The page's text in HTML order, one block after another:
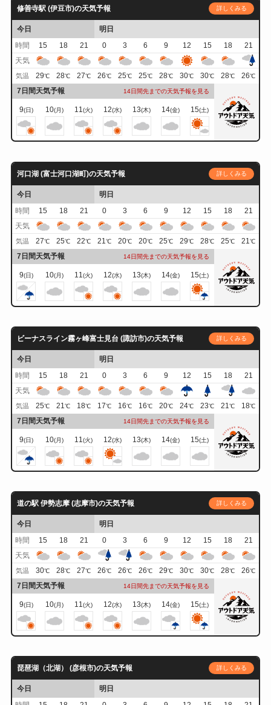
修善寺駅 (伊豆市)の天気予報 詳しくみる
今日
明日
時間
15 18 21 0 3 6 9 12 15 18
21
天気
気温 29℃ 28℃ 27℃ 26℃ 25℃ 25℃ 28℃ 30℃ 30℃ 28℃ 26℃
7日間天気予報 14日間先までの天気予報を見る
9(日) 10(月) 11(火) 12(水) 13(木) 14(金) 15(土)
河口湖 (富士河口湖町)の天気予報 詳しくみる
今日
明日
時間
15 18 21 0 3 6 9 12 15 18
21
天気
気温 27℃ 25℃ 22℃ 21℃ 20℃ 20℃ 25℃ 29℃ 28℃ 25℃ 21℃
7日間天気予報 14日間先までの天気予報を見る
9(日) 10(月) 11 (火) 12(水) 13(木) 14(金) 15(土)
ビーナスライン霧ヶ峰富士見台 (諏訪市)の天気予報 詳しくみる
今日
明日
時間
15 18 21 0 3 6 9 12 15 18
21
天気
気温 25℃ 21℃ 18℃ 17℃ 16℃ 16℃ 20℃ 24℃ 23℃ 21℃ 18℃
7日間天気予報 14日間先までの天気予報を見る
9(日) 10(月) 11 (火) 12(水) 13(木) 14(金) 15(土)
道の駅 伊勢志摩 (志摩市)の天気予報 詳しくみる
今日
明日
時間
15 18 21 0 3 6 9 12 15 18
21
天気
気温 30℃ 28℃ 27℃ 26℃ 26℃ 26℃ 29℃ 30℃ 30℃ 28℃ 26℃
7日間天気予報 14日間先までの天気予報を見る
9(日) 10(月) 11(火) 12(水) 13(木) 14(金) 15(土)
琵琶湖（北湖） (彦根市)の天気予報 詳しくみる
今日
明日